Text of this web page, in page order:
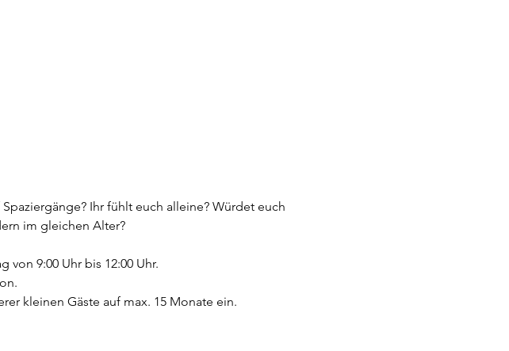
Ihr fühlt euch alleine? Würdet euch
im gleichen Alter?
von 9:00 Uhr bis 12:00 Uhr.
kleinen Gäste auf max. 15 Monate ein.